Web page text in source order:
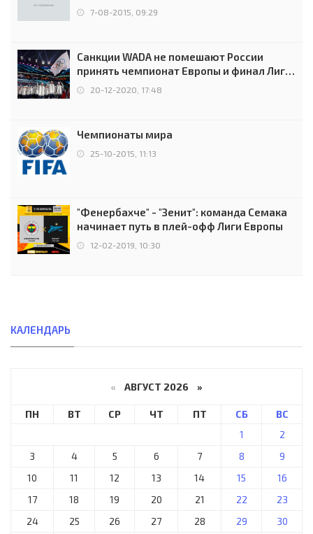
7-08-2015, 09:29
Санкции WADA не помешают России
принять чемпионат Европы и финал Лиги
чемпионов.
20-12-2020, 17:48
Чемпионаты мира
25-10-2015, 11:13
"Фенербахче" - "Зенит": команда Семака
начинает путь в плей-офф Лиги Европы
12-02-2019, 10:30
КАЛЕНДАРЬ
« АВГУСТ 2026 »
ПН ВТ СР ЧТ ПТ СБ
ВС
1
2
3
4 5 6 7 8
9
10
11 12 13 14 15
16
17
18 19 20 21 22
23
24
25 26 27 28 29
30